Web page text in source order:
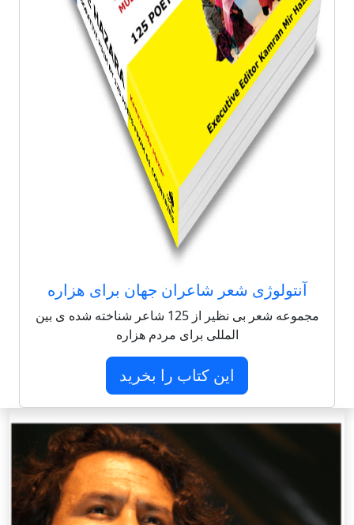
آنتولوژی شعر شاعران جهان برای هزاره
مجموعه شعر بی نظیر از 125 شاعر شناخته شده ی بین
المللی برای مردم هزاره
این کتاب را بخرید